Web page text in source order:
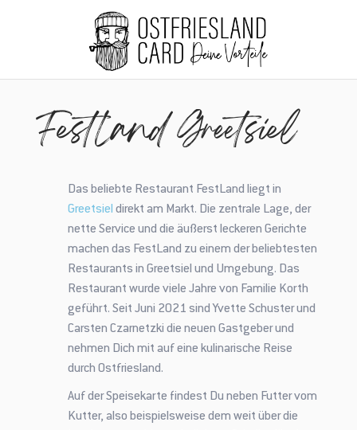
FestLand Greetsiel
Das beliebte Restaurant FestLand liegt in
Greetsiel direkt am Markt. Die zentrale Lage, der
nette Service und die äußerst leckeren Gerichte
machen das FestLand zu einem der beliebtesten
Restaurants in Greetsiel und Umgebung. Das
Restaurant wurde viele Jahre von Familie Korth
geführt. Seit Juni 2021 sind Yvette Schuster und
Carsten Czarnetzki die neuen Gastgeber und
nehmen Dich mit auf eine kulinarische Reise
durch Ostfriesland.
Auf der Speisekarte findest Du neben Futter vom
Kutter, also beispielsweise dem weit über die